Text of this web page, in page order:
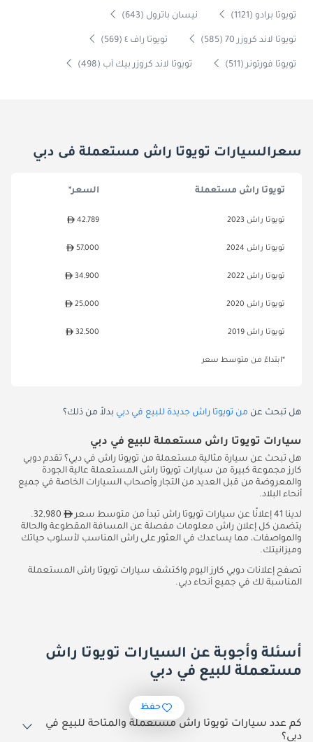
تويوتا برادو (1121) نيسان باترول (643)
تويوتا لاند كروزر 70 (585) تويوتا راف ٤ (569)
تويوتا فورتونر (511) تويوتا لاند كروزر بيك آب (498)
سعرالسيارات تويوتا راش مستعملة فى دبي
تويوتا راش مستعملة السعر*
تويوتا راش 2023 42,789
تويوتا راش 2024 57,000
تويوتا راش 2022 34,900
تويوتا راش 2020 25,000
تويوتا راش 2019 32,500
*ابتداءً من متوسط سعر
هل تبحث عن من تويوتا راش جديدة للبيع في دبي بدلاً من ذلك؟
سيارات تويوتا راش مستعملة للبيع في دبي
هل تبحث عن سيارة مثالية مستعملة من تويوتا راش في دبي؟ تقدم دوبي
كارز مجموعة كبيرة من سيارات تويوتا راش المستعملة عالية الجودة
والمعروضة من قبل العديد من التجار وأصحاب السيارات الخاصة في جميع
أنحاء البلاد.
لدينا 41 إعلانًا عن سيارات تويوتا راش تبدأ من متوسط سعر
32,980.
يتضمن كل إعلان راش معلومات مفصلة عن المسافة المقطوعة والحالة
والمواصفات، مما يساعدك في العثور على راش المناسب لأسلوب حياتك
وميزانيتك.
تصفح إعلانات دوبي كارز اليوم واكتشف سيارات تويوتا راش المستعملة
المناسبة لك في جميع أنحاء دبي.
أسئلة وأجوبة عن السيارات تويوتا راش
مستعملة للبيع في دبي
كم عدد سيارات تويوتا راش مستعملة والمتاحة للبيع في
دبي؟
حفظ